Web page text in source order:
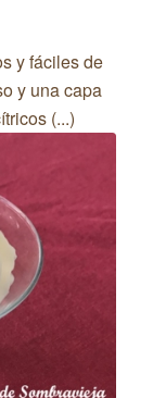
y fáciles de
y una capa
(...)